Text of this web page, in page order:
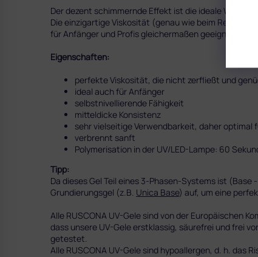
Der dezent schimmernde Effekt ist die ideale Wahl
Die einzigartige Viskosität (genau wie beim Reflecti
für Anfänger und Profis gleichermaßen geeignet.
Eigenschaften:
perfekte Viskosität, die nicht zerfließt und
ideal auch für Anfänger
selbstnivellierende Fähigkeit
mitteldicke Konsistenz
sehr vielseitige Verwendbarkeit, daher optimal
verbrennt sanft
Polymerisation in der UV/LED-Lampe: 60
Tipp:
Da dieses Gel Teil eines 3-Phasen-Systems ist
Grundierungsgel (z.B. Unica Base) auf, um eine
Alle RUSCONA UV-Gele sind von der Europäischen
dass unsere UV-Gele erstklassig, säurefrei und frei
getestet.
Alle RUSCONA UV-Gele sind hypoallergen, d. h. das